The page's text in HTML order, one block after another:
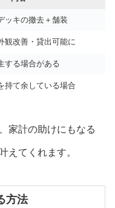
ッキの撤去＋舗装
観改善・貸出可能に
する場合がある
持て余している場合
家計の助けにもなる
てくれます。
方法